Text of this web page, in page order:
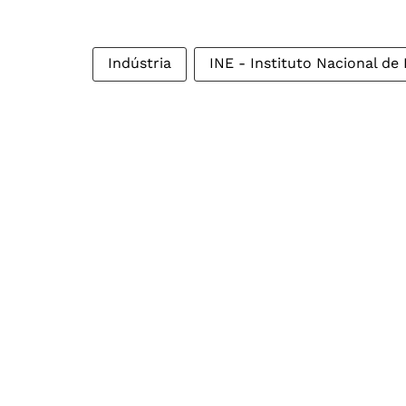
Indústria INE - Instituto Nacional de